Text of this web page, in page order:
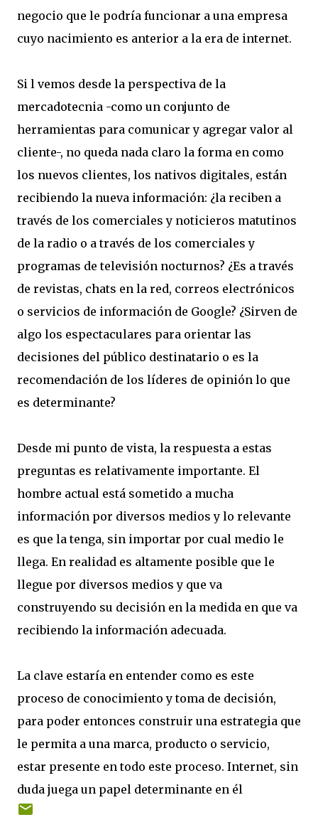
negocio que le podría funcionar a una empresa
cuyo nacimiento es anterior a la era de internet.
Si l vemos desde la perspectiva de la
mercadotecnia -como un conjunto de
herramientas para comunicar y agregar valor al
cliente-, no queda nada claro la forma en como
los nuevos clientes, los nativos digitales, están
recibiendo la nueva información: ¿la reciben a
través de los comerciales y noticieros matutinos
de la radio o a través de los comerciales y
programas de televisión nocturnos? ¿Es a través
de revistas, chats en la red, correos electrónicos
o servicios de información de Google? ¿Sirven de
algo los espectaculares para orientar las
decisiones del público destinatario o es la
recomendación de los líderes de opinión lo que
es determinante?
Desde mi punto de vista, la respuesta a estas
preguntas es relativamente importante. El
hombre actual está sometido a mucha
información por diversos medios y lo relevante
es que la tenga, sin importar por cual medio le
llega. En realidad es altamente posible que le
llegue por diversos medios y que va
construyendo su decisión en la medida en que va
recibiendo la información adecuada.
La clave estaría en entender como es este
proceso de conocimiento y toma de decisión,
para poder entonces construir una estrategia que
le permita a una marca, producto o servicio,
estar presente en todo este proceso. Internet, sin
duda juega un papel determinante en él